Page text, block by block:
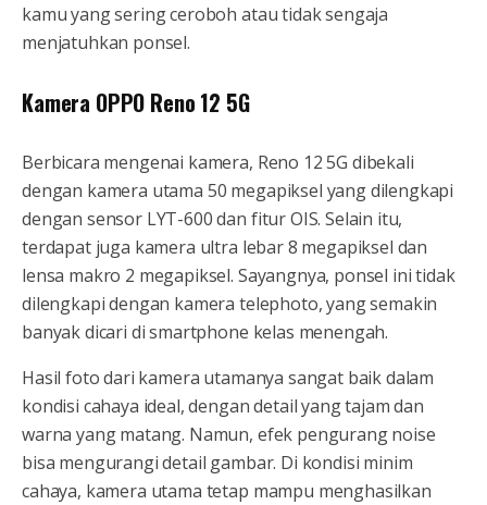
kamu yang sering ceroboh atau tidak sengaja
menjatuhkan ponsel.
Kamera OPPO Reno 12 5G
Berbicara mengenai kamera, Reno 12 5G dibekali
dengan kamera utama 50 megapiksel yang dilengkapi
dengan sensor LYT-600 dan fitur OIS. Selain itu,
terdapat juga kamera ultra lebar 8 megapiksel dan
lensa makro 2 megapiksel. Sayangnya, ponsel ini tidak
dilengkapi dengan kamera telephoto, yang semakin
banyak dicari di smartphone kelas menengah.
Hasil foto dari kamera utamanya sangat baik dalam
kondisi cahaya ideal, dengan detail yang tajam dan
warna yang matang. Namun, efek pengurang noise
bisa mengurangi detail gambar. Di kondisi minim
cahaya, kamera utama tetap mampu menghasilkan